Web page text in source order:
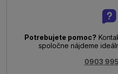
Potrebujete pomoc?
spoločne nájdeme
0903